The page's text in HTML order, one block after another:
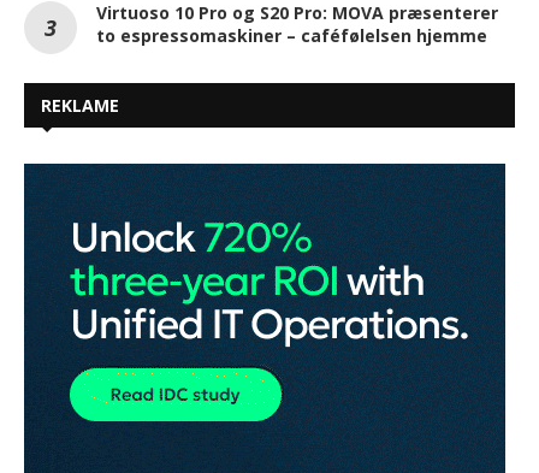
luk hackeren ind
GlobalConnect dyrker talent: To udvalgt til
REKLAME